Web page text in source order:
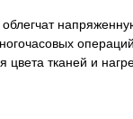
облегчат
цвета тканей и